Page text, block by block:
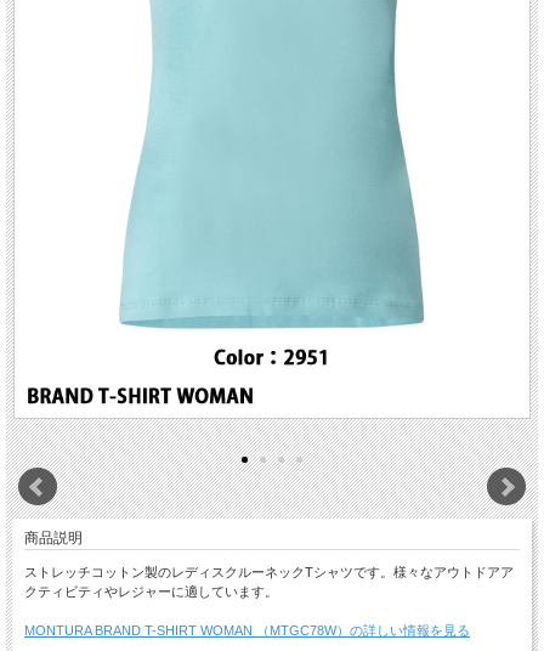
商品説明
ストレッチコットン製のレディスクルーネックTシャツです。様々なアウトドアア
クティビティやレジャーに適しています。
MONTURA BRAND T-SHIRT WOMAN （MTGC78W）の詳しい情報を見る